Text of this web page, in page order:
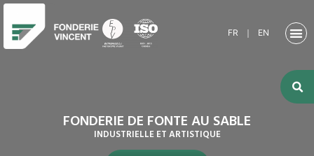
FR ｜ EN
FONDERIE DE FONTE AU SABLE
INDUSTRIELLE ET ARTISTIQUE